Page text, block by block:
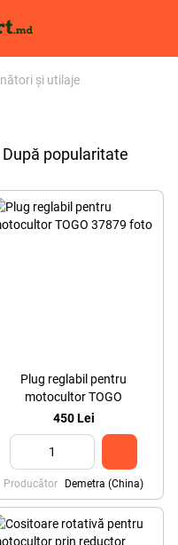
și utilaje
După popularitate
Plug reglabil pentru
motocultor TOGO
450 Lei
Producător Demetra (China)